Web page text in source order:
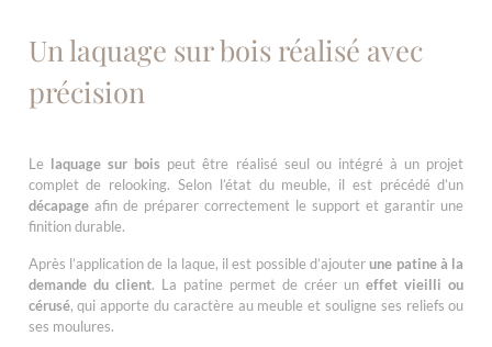
Un laquage sur bois réalisé avec
précision
Le laquage sur bois peut être réalisé seul ou intégré à un projet
complet de relooking. Selon l’état du meuble, il est précédé d’un
décapageafin de préparer correctement le support et garantir une
finition durable.
Après l’application de la laque, il est possible d’ajouterune patine à la
demande du client. La patine permet de créer uneffet vieilli ou
cérusé, qui apporte du caractère au meuble et souligne ses reliefs ou
ses moulures.